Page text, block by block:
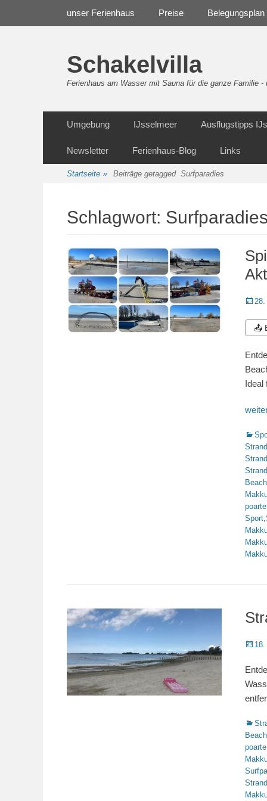
unser Ferienhaus Preise Belegungsplan
Schakelvilla
Ferienhaus am Wasser mit Sauna für die ganze Familie
Inhalt
Umgebung IJsselmeer Ausflugstipps
Newsletter Ferienhaus-Blog Links
Startseite » Beiträge getagged Surfparadies
Schlagwort:
28.
📤
Ideal
Strand
Strand
Strand
Beach
poarte
Sport,
poarte
Strand